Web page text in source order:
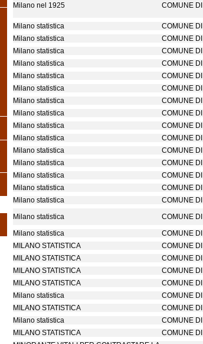
Milano nel 1925 COMUNE
Milano statistica COMUNE
Milano statistica
COMUNE
Milano statistica
COMUNE
Milano statistica
COMUNE
Milano statistica
COMUNE
Milano statistica
COMUNE
Milano statistica
COMUNE
Milano statistica
COMUNE
Milano statistica
COMUNE
Milano statistica
COMUNE
Milano statistica
COMUNE
Milano statistica
COMUNE
Milano statistica
COMUNE
Milano statistica
COMUNE
Milano statistica
COMUNE
Milano statistica
COMUNE
Milano statistica
COMUNE
MILANO STATISTICA
COMUNE
MILANO STATISTICA
COMUNE
MILANO STATISTICA
COMUNE
MILANO STATISTICA
COMUNE
Milano statistica
COMUNE
MILANO STATISTICA
COMUNE
Milano statistica
COMUNE
MILANO STATISTICA
COMUNE